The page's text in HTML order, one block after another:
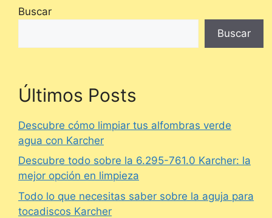
Buscar
Buscar
Últimos Posts
Descubre cómo limpiar tus alfombras verde
agua con Karcher
Descubre todo sobre la 6.295-761.0 Karcher: la
mejor opción en limpieza
Todo lo que necesitas saber sobre la aguja para
tocadiscos Karcher